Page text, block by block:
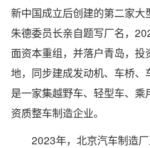
新中国成立后创建的第二家
朱德委员长亲自题写厂名，
面资本重组，并落户青岛，
地，同步建成发动机、车桥、
是一家集越野车、轻型车、
资质整车制造企业。
2023年，北京汽车制造